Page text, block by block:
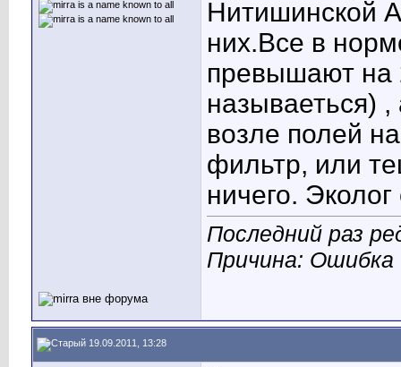
Нитишинской
них.Все в
превышают на
называеться)
возле полей
фильтр, или
ничего. Эколог
Последний раз
Причина: Ошибка
19.09.2011, 13:28